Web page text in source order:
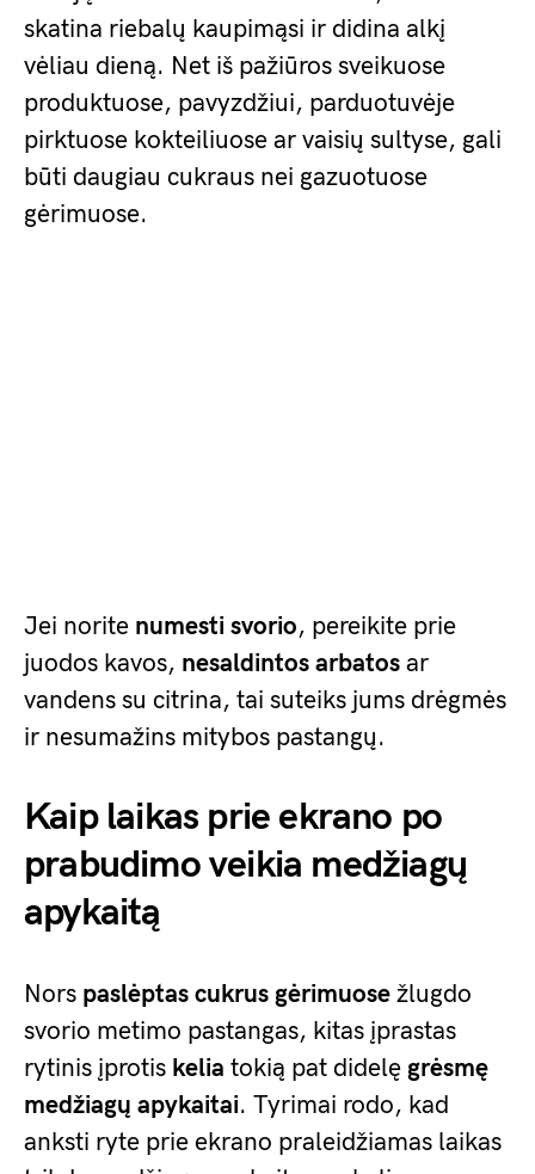
skatina riebalų kaupimąsi ir didina alkį
vėliau dieną. Net iš pažiūros sveikuose
produktuose, pavyzdžiui, parduotuvėje
pirktuose kokteiliuose ar vaisių sultyse, gali
būti daugiau cukraus nei gazuotuose
gėrimuose.
Jei norite numesti svorio, pereikite prie
juodos kavos, nesaldintos arbatos ar
vandens su citrina, tai suteiks jums drėgmės
ir nesumažins mitybos pastangų.
Kaip laikas prie ekrano po
prabudimo veikia medžiagų
apykaitą
Nors paslėptas cukrus gėrimuose žlugdo
svorio metimo pastangas, kitas įprastas
rytinis įprotis kelia tokią pat didelę grėsmę
medžiagų apykaitai. Tyrimai rodo, kad
anksti ryte prie ekrano praleidžiamas laikas